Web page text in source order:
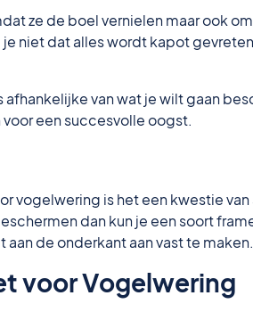
ze de boel vernielen maar ook
niet dat alles wordt kapot
van wat je wilt gaan
een succesvolle oogst.
vogelwering is het een kwestie
dan kun je een soort
de onderkant aan vast te maken.
voor Vogelwering